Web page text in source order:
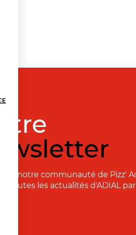
notre communauté de Pizz'
toutes les actualités d'ADIAL